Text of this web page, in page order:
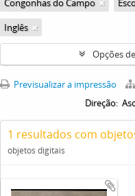
Congonhas do Campo
Inglês
Opções
Previsualizar a impressão
Direção:
1 resultados com
objetos digitais